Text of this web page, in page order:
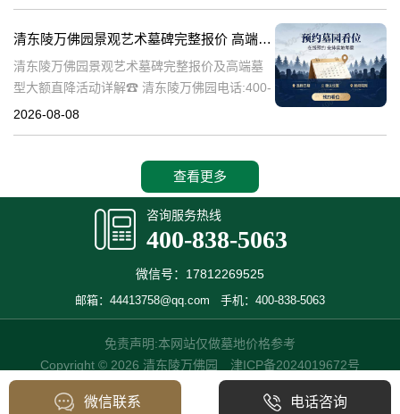
清东陵万佛园景观艺术墓碑完整报价 高端墓型大额直降活动详解
清东陵万佛园景观艺术墓碑完整报价及高端墓
型大额直降活动详解☎ 清东陵万佛园电话:400-
838-5063清东陵万佛园，作为中国历史悠久的
2026-08-08
查看更多
咨询服务热线
400-838-5063
微信号：17812269525
邮箱：44413758@qq.com 手机：400-838-5063
免责声明:本网站仅做墓地价格参考
Copyright © 2026 清东陵万佛园 津ICP备2024019672号
微信联系 电话咨询